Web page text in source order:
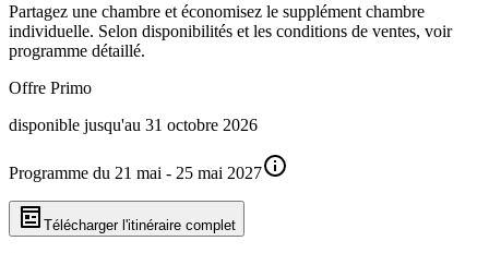
Partagez une chambre et économisez le supplément chambre
individuelle. Selon disponibilités et les conditions de ventes, voir
programme détaillé.
Offre Primo
disponible jusqu'au 31 octobre 2026
Programme du 21 mai - 25 mai 2027
Télécharger l'itinéraire complet